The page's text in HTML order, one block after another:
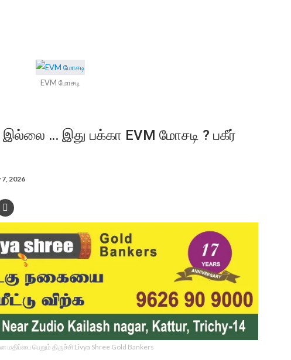
EVM மோசடி
… இது பக்கா EVM மோசடி ? பகீர்
7, 2026
பெறும் திருச்சி Livya Shree Gold Bankers